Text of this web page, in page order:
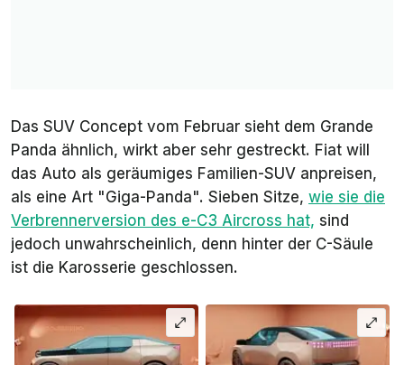
Das SUV Concept vom Februar sieht dem Grande
Panda ähnlich, wirkt aber sehr gestreckt. Fiat will
das Auto als geräumiges Familien-SUV anpreisen,
als eine Art "Giga-Panda". Sieben Sitze, wie sie die
Verbrennerversion des e-C3 Aircross hat, sind
jedoch unwahrscheinlich, denn hinter der C-Säule
ist die Karosserie geschlossen.